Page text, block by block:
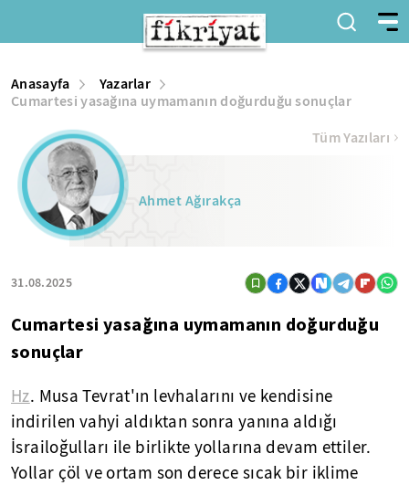
Anasayfa
Yazarlar
Cumartesi yasağına uymamanın doğurduğu sonuçlar
Ahmet Ağırakça
31.08.2025
Tüm Yazıları
Cumartesi yasağına uymamanın doğurduğu
sonuçlar
Hz. Musa Tevrat'ın levhalarını ve kendisine
indirilen vahyi aldıktan sonra yanına aldığı
İsrailoğulları ile birlikte yollarına devam ettiler.
Yollar çöl ve ortam son derece sıcak bir iklime